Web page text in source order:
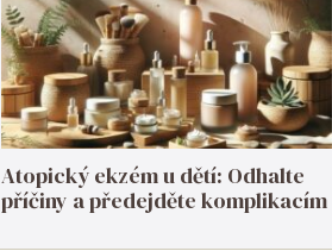
Atopický ekzém u dětí: Odhalte
příčiny a předejděte komplikacím